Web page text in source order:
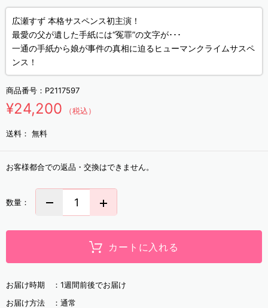
広瀬すず 本格サスペンス初主演！
最愛の父が遺した手紙には“冤罪”の文字が･･･
一通の手紙から娘が事件の真相に迫るヒューマンクライムサスペ
ンス！
商品番号： P2117597
¥24,200 （税込）
送料： 無料
お客様都合での返品・交換はできません。
数量：
カートに入れる
お届け時期 ： 1週間前後でお届け
お届け方法 ： 通常